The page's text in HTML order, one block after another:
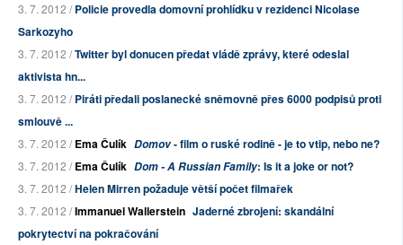
3. 7. 2012 /Policie provedla domovní prohlídku v rezidenci Nicolase
Sarkozyho
3. 7. 2012 /Twitter byl donucen předat vládě zprávy, které odeslal
aktivista hn...
3. 7. 2012 /Piráti předali poslanecké sněmovně přes 6000 podpisů proti
smlouvě ...
3. 7. 2012 /Ema Čulík Domov- film o ruské rodině - je to vtip, nebo ne?
3. 7. 2012 /Ema Čulík Dom - A Russian Family: Is it a joke or not?
3. 7. 2012 /Helen Mirren požaduje větší počet filmařek
3. 7. 2012 /Immanuel Wallerstein Jaderné zbrojení: skandální
pokrytectví na pokračování